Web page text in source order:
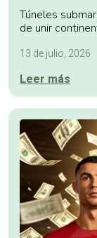
Túneles
de unir
13 de julio, 2026
Leer más